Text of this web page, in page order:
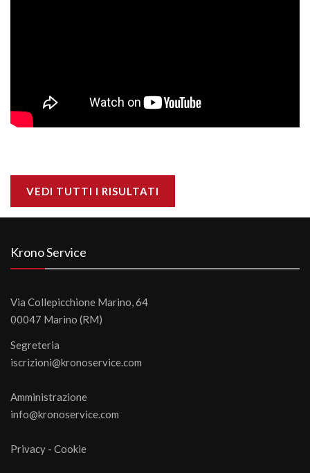
VEDI TUTTI I RISULTATI
Krono Service
Via Collepicchione Marino, 64
00047 Marino (RM)
Segreteria
iscrizioni@kronoservice.com
Amministrazione
info@kronoservice.com
Privacy - Cookie